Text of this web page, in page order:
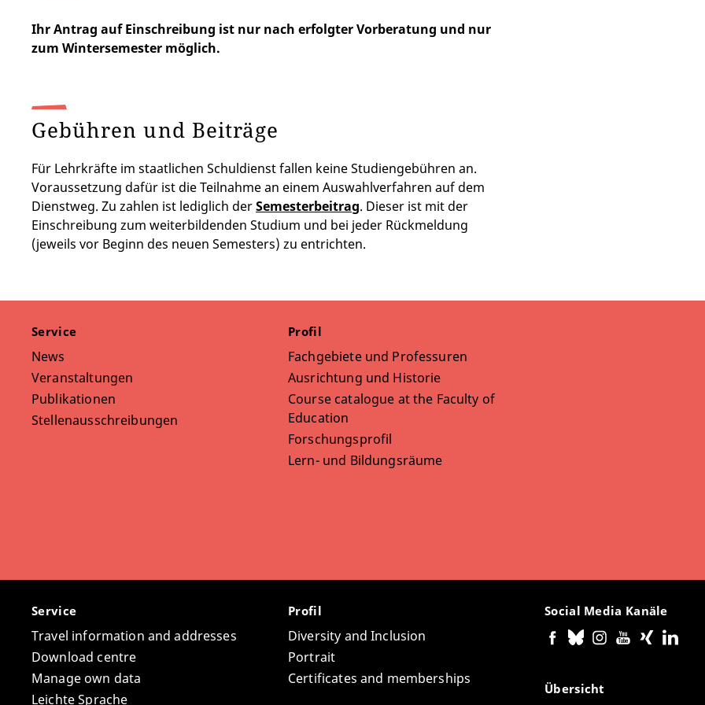
Ihr Antrag auf Einschreibung ist nur nach erfolgter Vorberatung und nur
zum Wintersemester möglich.
Gebühren und Beiträge
Für Lehrkräfte im staatlichen Schuldienst fallen keine Studiengebühren an.
Voraussetzung dafür ist die Teilnahme an einem Auswahlverfahren auf dem
Dienstweg. Zu zahlen ist lediglich derSemesterbeitrag. Dieser ist mit der
Einschreibung zum weiterbildenden Studium und bei jeder Rückmeldung
(jeweils vor Beginn des neuen Semesters) zu entrichten.
Service
News
Veranstaltungen
Publikationen
Stellenausschreibungen
Profil
Fachgebiete und Professuren
Ausrichtung und Historie
Course catalogue at the Faculty of
Education
Forschungsprofil
Lern- und Bildungsräume
Service
Travel information and addresses
Download centre
Manage own data
Leichte Sprache
Profil
Diversity and Inclusion
Portrait
Certificates and memberships
Social Media Kanäle
Übersicht